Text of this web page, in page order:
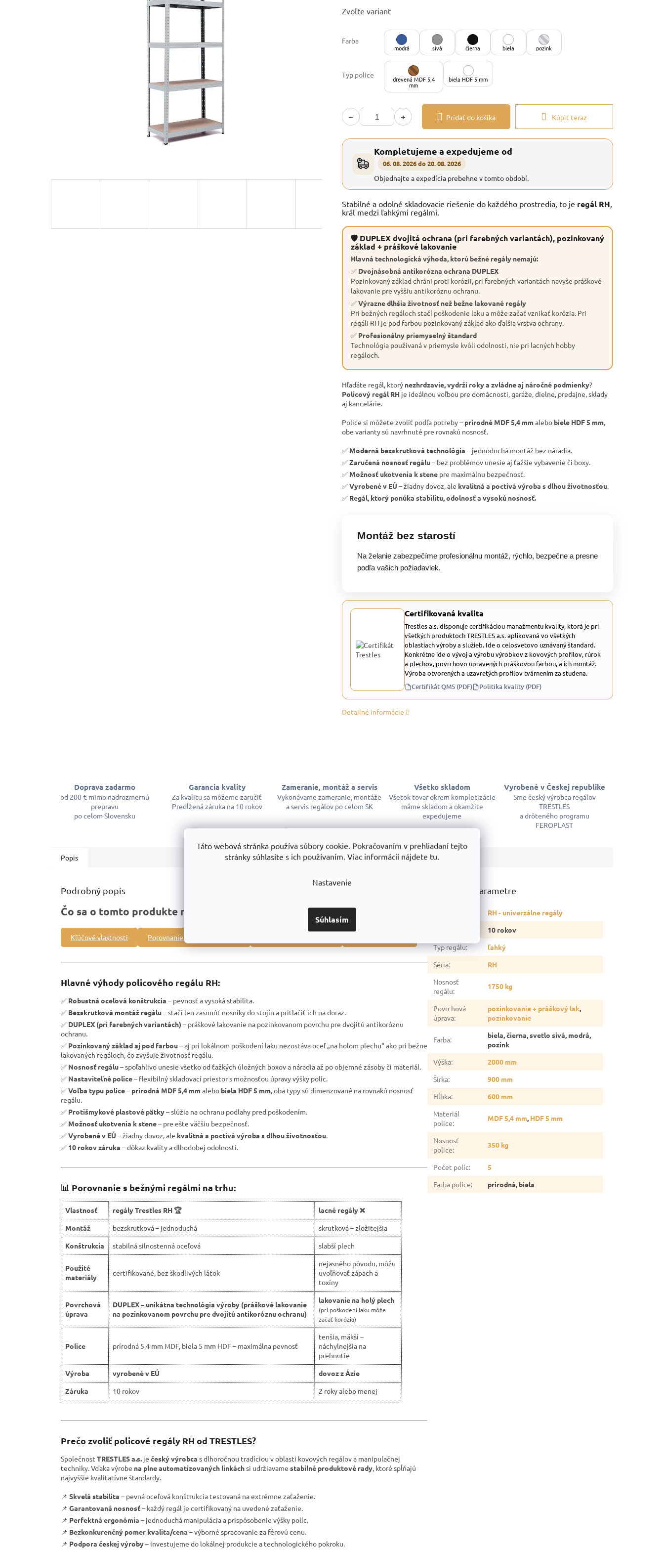
Táto webová stránka používa súbory cookie. Pokračovaním v prehliadaní tejto
stránky súhlasíte s ich používaním. Viac informácií nájdete tu.
Nastavenie
Súhlasím
cena:
Zvoľte variant
Farba
modrá sivá čierna biela pozink
Typ police drevená MDF 5,4
mm
biela HDF 5 mm
− + Pridať do košíka Kúpiť teraz
Kompletujeme a expedujeme od
06. 08. 2026 do 20. 08. 2026
Objednajte a expedícia prebehne v tomto období.
Stabilné a odolné skladovacie riešenie do každého prostredia, to je regál RH,
kráľ medzi ľahkými regálmi.
🛡 DUPLEX dvojitá ochrana (pri farebných variantách), pozinkovaný
základ + práškové lakovanie
Hlavná technologická výhoda, ktorú bežné regály nemajú:
✅ Dvojnásobná antikorózna ochrana DUPLEX
Pozinkovaný základ chráni proti korózii, pri farebných variantách navyše práškové
lakovanie pre vyššiu antikoróznu ochranu.
✅Výrazne dlhšia životnosť než bežne lakované regály
Pri bežných regáloch stačí poškodenie laku a môže začať vznikať korózia. Pri
regáli RH je pod farbou pozinkovaný základ ako ďalšia vrstva ochrany.
✅ Profesionálny priemyselný štandard
Technológia používaná v priemysle kvôli odolnosti, nie pri lacných hobby
regáloch.
Hľadáte regál, ktorý nezhrdzavie, vydrží roky a zvládne aj náročné podmienky?
Policový regál RH je ideálnou voľbou pre domácnosti, garáže, dielne, predajne, sklady
aj kancelárie.
Police si môžete zvoliť podľa potreby – prírodné MDF 5,4 mmalebo biele HDF 5 mm,
obe varianty sú navrhnuté pre rovnakú nosnosť.
✅ Moderná bezskrutková technológia – jednoduchá montáž bez náradia.
✅Zaručená nosnosť regálu– bez problémov unesie aj ťažšie vybavenie či boxy.
✅ Možnosť ukotvenia k stene pre maximálnu bezpečnosť.
✅Vyrobené v EÚ – žiadny dovoz, ale kvalitná a poctivá výroba s dlhou životnosťou.
✅ Regál, ktorý ponúka stabilitu, odolnosť a vysokú nosnosť.
Montáž bez starostí
Na želanie zabezpečíme profesionálnu montáž, rýchlo, bezpečne a presne
podľa vašich požiadaviek.
Certifikovaná kvalita
Trestles a.s. disponuje certifikáciou manažmentu kvality, ktorá je pri
všetkých produktoch TRESTLES a.s. aplikovaná vo všetkých
oblastiach výroby a služieb. Ide o celosvetovo uznávaný štandard.
Konkrétne ide o vývoj a výrobu výrobkov z kovových profilov, rúrok
a plechov, povrchovo upravených práškovou farbou, a ich montáž.
Výroba otvorených a uzavretých profilov tvárnením za studena.
Certifikát QMS (PDF) Politika kvality (PDF)
Detailné informácie
Doprava zadarmo
od 200 € mimo nadrozmernú
prepravu
po celom Slovensku
Garancia kvality
Za kvalitu sa môžeme zaručiť
Predĺžená záruka na 10 rokov
Zameranie, montáž a servis
Vykonávame zameranie, montáže
a servis regálov po celom SK
Všetko skladom
Všetok tovar okrem kompletizácie
máme skladom a okamžite
expedujeme
Vyrobené v Českej republike
Sme český výrobca regálov
TRESTLES
a drôteného programu
FEROPLAST
Popis
Podrobný popis
Čo sa o tomto produkte môžete dozvedieť? Napríklad:
Kľúčové vlastnosti Porovnanie s inými produktmi
Hlavné výhody policového regálu RH:
✅ Robustná oceľová konštrukcia – pevnosť a vysoká stabilita.
✅ Bezskrutková montáž regálu– stačí len zasunúť nosníky do stojín a pritlačiť ich na doraz.
✅ DUPLEX (pri farebných variantách) – práškové lakovanie na pozinkovanom povrchu pre dvojitú antikoróznu
ochranu.
✅ Pozinkovaný základ aj pod farbou– aj pri lokálnom poškodení laku nezostáva oceľ „na holom plechu“ ako pri bežne
lakovaných regáloch, čo zvyšuje životnosť regálu.
✅ Nosnosť regálu– spoľahlivo unesie všetko od ťažkých úložných boxov a náradia až po objemné zásoby či materiál.
✅ Nastaviteľné police– flexibilný skladovací priestor s možnosťou úpravy výšky políc.
✅Voľba typu police– prírodná MDF 5,4 mmalebo biela HDF 5 mm, oba typy sú dimenzované na rovnakú nosnosť
regálu.
✅ Protišmykové plastové pätky– slúžia na ochranu podlahy pred poškodením.
✅ Možnosť ukotvenia k stene– pre ešte väčšiu bezpečnosť.
✅Vyrobené v EÚ – žiadny dovoz, ale kvalitná a poctivá výroba s dlhou životnosťou.
✅ 10 rokov záruka – dôkaz kvality a dlhodobej odolnosti.
📊 Porovnanie s bežnými regálmi na trhu:
Vlastnosť regály Trestles RH 🏆
lacné regály ❌
Montáž
bezskrutková – jednoduchá
skrutková – zložitejšia
Konštrukcia
stabilná silnostenná oceľová slabší plech
Použité
materiály
certifikované, bez škodlivých látok
nejasného pôvodu, môžu
uvoľňovať zápach a
toxíny
Povrchová
úprava
DUPLEX – unikátna technológia výroby (práškové lakovanie
na pozinkovanom povrchu pre dvojitú antikoróznu ochranu)
lakovanie na holý plech
(pri poškodení laku môže
začať korózia)
Police prírodná 5,4 mm MDF, biela 5 mm HDF – maximálna pevnosť
tenšia, mäkší –
náchylnejšia na
prehnutie
Výroba
vyrobené v EÚ
dovoz z Ázie
Záruka
10 rokov 2 roky alebo menej
Prečo zvoliť policové regály RH od TRESTLES?
Společnost TRESTLES a.s. je český výrobca s dlhoročnou tradíciou v oblasti kovových regálov a manipulačnej
techniky. Vďaka výrobe na plne automatizovaných linkáchsi udržiavame stabilné produktové rady, ktoré spĺňajú
najvyššie kvalitatívne štandardy.
📌 Skvelá stabilita – pevná oceľová konštrukcia testovaná na extrémne zaťaženie.
📌 Garantovaná nosnosť– každý regál je certifikovaný na uvedené zaťaženie.
📌 Perfektná ergonómia – jednoduchá manipulácia a prispôsobenie výšky políc.
📌 Bezkonkurenčný pomer kvalita/cena – výborné spracovanie za férovú cenu.
📌 Podpora českej výroby– investujeme do lokálnej produkcie a technologického pokroku.
Dodatočné parametre
RH - univerzálne regály
10 rokov
Typ regálu:
ľahký
Séria:
RH
Nosnosť
regálu:
1750 kg
Povrchová
úprava:
pozinkovanie + práškový lak,
pozinkovanie
Farba:
biela, čierna, svetlo sivá, modrá,
pozink
Výška:
2000 mm
Šírka:
900 mm
Hĺbka:
600 mm
Materiál
police:
MDF 5,4 mm, HDF 5 mm
Nosnosť
police:
350 kg
Počet políc:
5
Farba police: prírodná, biela